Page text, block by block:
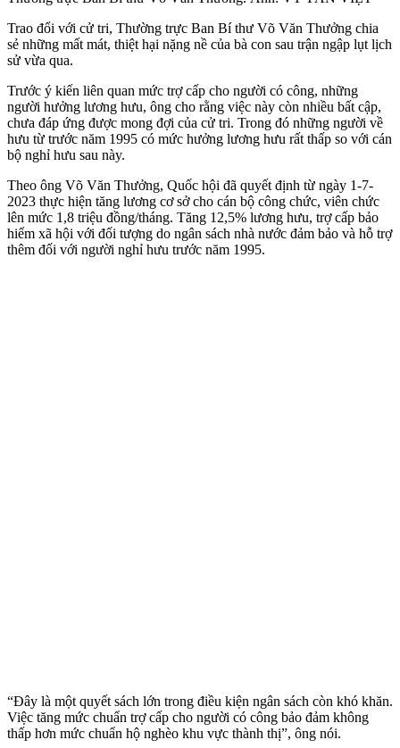
Trao đổi với cử tri, Thường trực Ban Bí thư Võ Văn Thưởng chia
sẻ những mất mát, thiệt hại nặng nề của bà con sau trận ngập lụt lịch
sử vừa qua.
Trước ý kiến liên quan mức trợ cấp cho người có công, những
người hưởng lương hưu, ông cho rằng việc này còn nhiều bất cập,
chưa đáp ứng được mong đợi của cử tri. Trong đó những người về
hưu từ trước năm 1995 có mức hưởng lương hưu rất thấp so với cán
bộ nghỉ hưu sau này.
Theo ông Võ Văn Thưởng, Quốc hội đã quyết định từ ngày 1-7-
2023 thực hiện tăng lương cơ sở cho cán bộ công chức, viên chức
lên mức 1,8 triệu đồng/tháng. Tăng 12,5% lương hưu, trợ cấp bảo
hiểm xã hội với đối tượng do ngân sách nhà nước đảm bảo và hỗ trợ
thêm đối với người nghỉ hưu trước năm 1995.
“Đây là một quyết sách lớn trong điều kiện ngân sách còn khó khăn.
Việc tăng mức chuẩn trợ cấp cho người có công bảo đảm không
thấp hơn mức chuẩn hộ nghèo khu vực thành thị”, ông nói.